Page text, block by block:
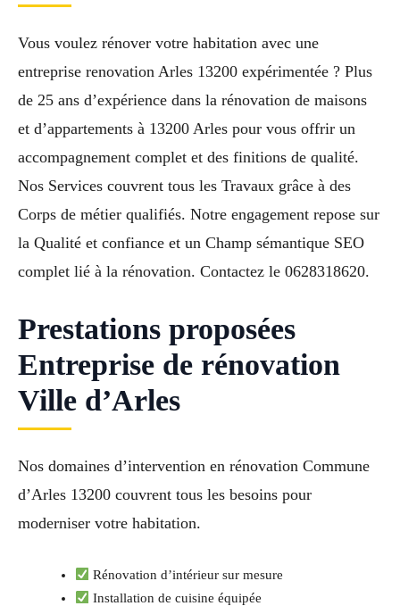
Vous voulez rénover votre habitation avec une
entreprise renovation Arles 13200 expérimentée ? Plus
de 25 ans d’expérience dans la rénovation de maisons
et d’appartements à 13200 Arles pour vous offrir un
accompagnement complet et des finitions de qualité.
Nos Services couvrent tous les Travaux grâce à des
Corps de métier qualifiés. Notre engagement repose sur
la Qualité et confiance et un Champ sémantique SEO
complet lié à la rénovation. Contactez le 0628318620.
Prestations proposées
Entreprise de rénovation
Ville d’Arles
Nos domaines d’intervention en rénovation Commune
d’Arles 13200 couvrent tous les besoins pour
moderniser votre habitation.
Rénovation d’intérieur sur mesure
Installation de cuisine équipée